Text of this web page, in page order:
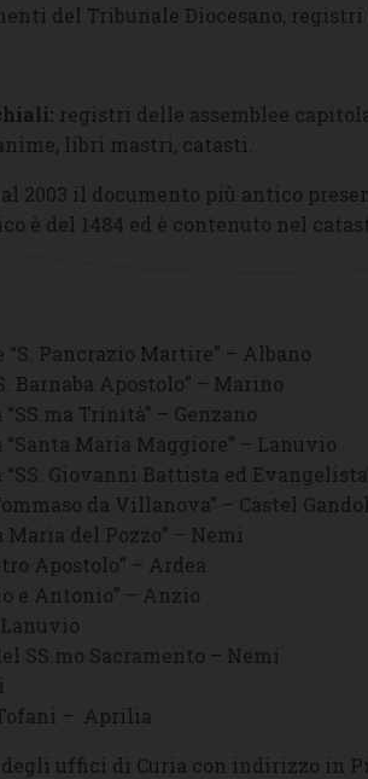
del Tribunale Diocesano,
registri delle assemblee
libri mastri, catasti.
2003 il documento più antico
è del 1484 ed è contenuto nel
Pancrazio Martire” – Albano
Barnaba Apostolo” – Marino
Trinità” – Genzano
Maria Maggiore” – Lanuvio
Giovanni Battista ed
da Villanova” – Castel
del Pozzo” – Nemi
Apostolo” – Ardea
e Antonio” – Anzio
SS.mo Sacramento – Nemi
– Aprilia
uffici di Curia con indirizzo in